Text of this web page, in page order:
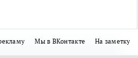
Мы в ВКонтакте На заметку